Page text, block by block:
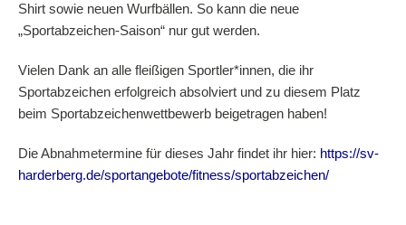
Shirt sowie neuen Wurfbällen. So kann die neue
„Sportabzeichen-Saison“ nur gut werden.
Vielen Dank an alle fleißigen Sportler*innen, die ihr
Sportabzeichen erfolgreich absolviert und zu diesem Platz
beim Sportabzeichenwettbewerb beigetragen haben!
Die Abnahmetermine für dieses Jahr findet ihr hier: https://sv-
harderberg.de/sportangebote/fitness/sportabzeichen/